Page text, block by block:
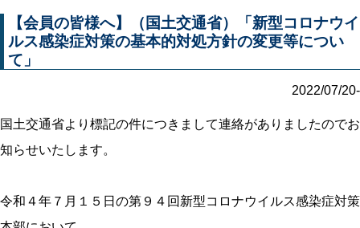
【会員の皆様へ】（国土交通省）「新型コロナウイ
ルス感染症対策の基本的対処方針の変更等につい
て」
2022/07/20-
国土交通省より標記の件につきまして連絡がありましたのでお
知らせいたします。
令和４年７月１５日の第９４回新型コロナウイルス感染症対策